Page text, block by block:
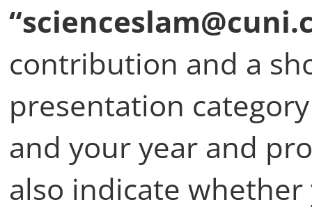
contribution and a
presentation
and your year and
also indicate